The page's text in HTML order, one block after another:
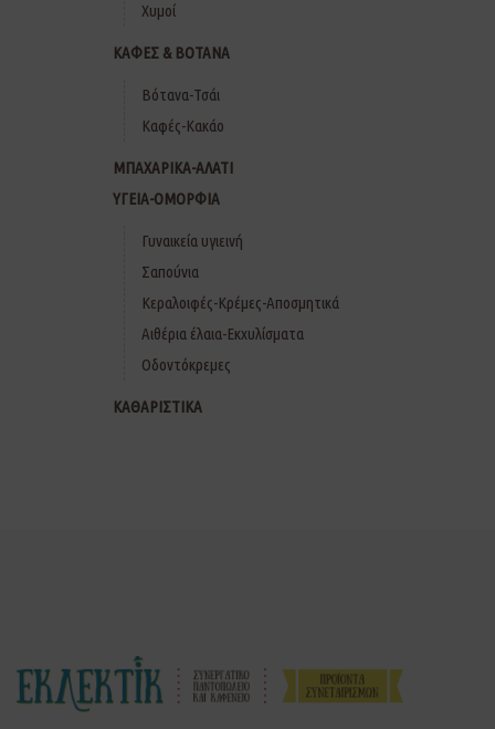
Χυμοί
ΚΑΦΕΣ & ΒΟΤΑΝΑ
Βότανα-Τσάι
Καφές-Κακάο
ΜΠΑΧΑΡΙΚΑ-ΑΛΑΤΙ
ΥΓΕΙΑ-ΟΜΟΡΦΙΑ
Γυναικεία υγιεινή
Σαπούνια
Κεραλοιφές-Κρέμες-Αποσμητικά
Αιθέρια έλαια-Εκχυλίσματα
Οδοντόκρεμες
ΚΑΘΑΡΙΣΤΙΚΑ